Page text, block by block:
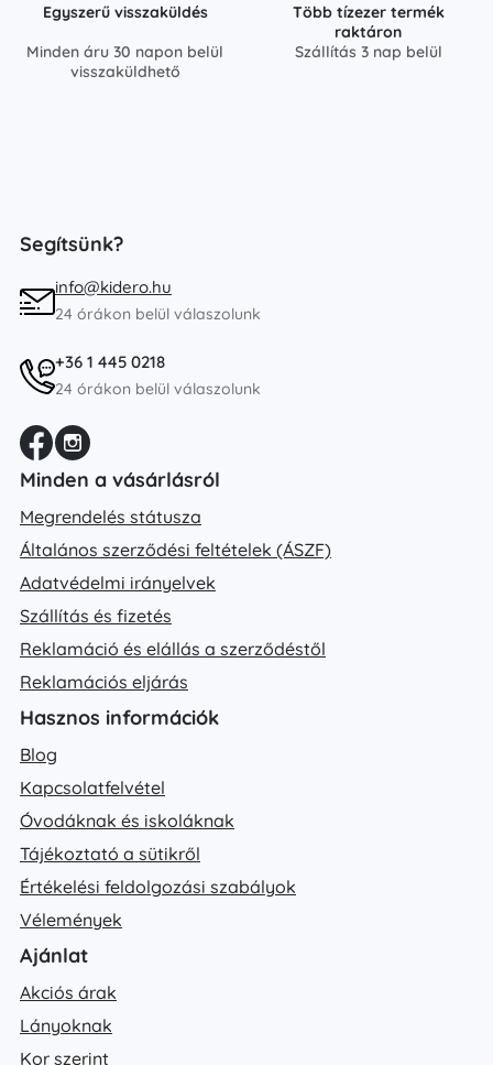
Egyszerű visszaküldés
Minden áru 30 napon belül
visszaküldhető
Több tízezer termék
raktáron
Szállítás 3 nap belül
Segítsünk?
info@kidero.hu
24 órákon belül válaszolunk
+36 1 445 0218
24 órákon belül válaszolunk
Minden a vásárlásról
Megrendelés státusza
Általános szerződési feltételek (ÁSZF)
Adatvédelmi irányelvek
Szállítás és fizetés
Reklamáció és elállás a szerződéstől
Reklamációs eljárás
Hasznos információk
Blog
Kapcsolatfelvétel
Óvodáknak és iskoláknak
Tájékoztató a sütikről
Értékelési feldolgozási szabályok
Vélemények
Ajánlat
Akciós árak
Lányoknak
Kor szerint